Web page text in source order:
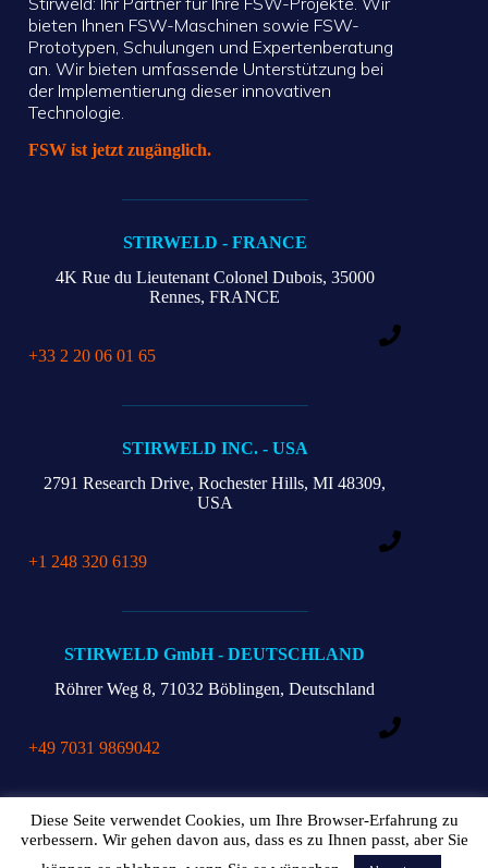
bieten Ihnen FSW-Maschinen sowie FSW-
Prototypen, Schulungen und Expertenberatung
an. Wir bieten umfassende Unterstützung bei
der Implementierung dieser innovativen
Technologie.
FSW ist jetzt zugänglich.
STIRWELD - FRANCE
4K Rue du Lieutenant Colonel Dubois, 35000
Rennes, FRANCE
+33 2 20 06 01 65
STIRWELD INC. - USA
2791 Research Drive, Rochester Hills, MI 48309,
USA
+1 248 320 6139
STIRWELD GmbH - DEUTSCHLAND
Röhrer Weg 8, 71032 Böblingen, Deutschland
+49 7031 9869042
Katalog herunterladen
Impressum
DSGVO Datenschutz-Grundverordnung
FAQs
Kontakt
Diese Seite verwendet Cookies, um Ihre Browser-Erfahrung zu
verbessern. Wir gehen davon aus, dass es zu Ihnen passt, aber Sie